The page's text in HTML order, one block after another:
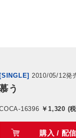
[SINGLE] 2010/05/12発
う
16396 ￥1,320 (
購入 / 配信